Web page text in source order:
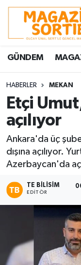
GÜNDEM
HABERLER MEKAN
Etçi
açılıyor
Ankara'da üç
dışına açılıyor.
Azerbaycan'da
TE BILISIM
EDITÖR
Nöbetçi
Hava Durumu
Trafik Durumu
Süper Lig
Tüm
Son Dakika
Haber Arşivi